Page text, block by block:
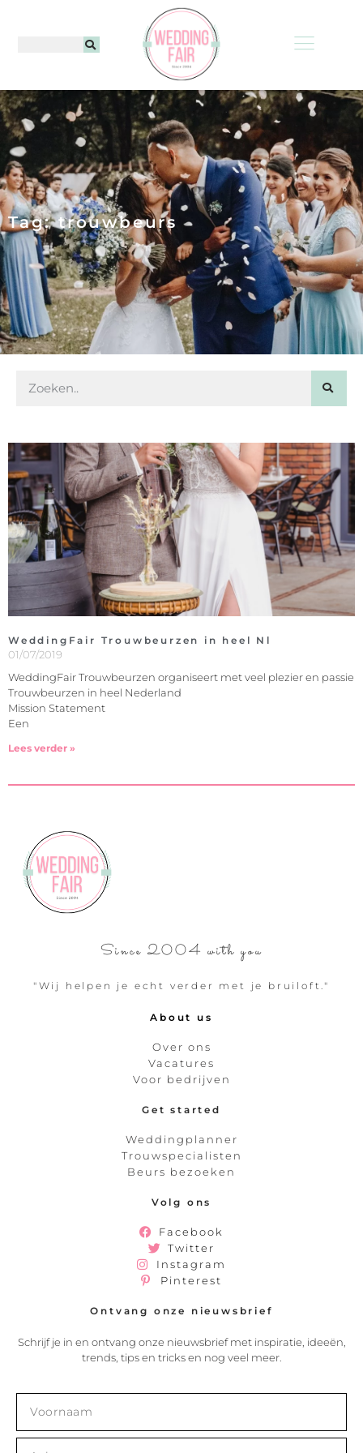
Tag: trouwbeurs
WeddingFair Trouwbeurzen in heel Nl
01/07/2019
WeddingFair Trouwbeurzen organiseert met veel plezier en passie
Trouwbeurzen in heel Nederland
Mission Statement
Een
Lees verder »
Since 2004 with you
"Wij helpen je echt verder met je bruiloft."
About us
Over ons
Vacatures
Voor bedrijven
Get started
Weddingplanner
Trouwspecialisten
Beurs bezoeken
Volg ons
Facebook
Twitter
Instagram
Pinterest
Ontvang onze nieuwsbrief
Schrijf je in en ontvang onze nieuwsbrief met inspiratie, ideeën,
trends, tips en tricks en nog veel meer.